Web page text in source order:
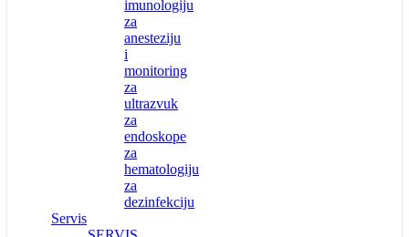
imunologiju
za
anesteziju
i
monitoring
za
ultrazvuk
za
endoskope
za
hematologiju
za
dezinfekciju
Servis